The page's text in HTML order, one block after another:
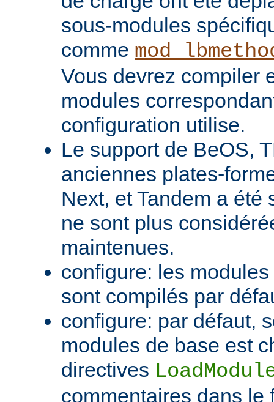
sous-modules
comme
Vous devrez compiler
modules
configuration utilise.
Le support de BeOS,
anciennes plates-
Next, et Tandem a été
ne sont plus
maintenues.
configure: les
sont compilés par
configure: par défaut,
modules de base est
directives
commentaires dans le